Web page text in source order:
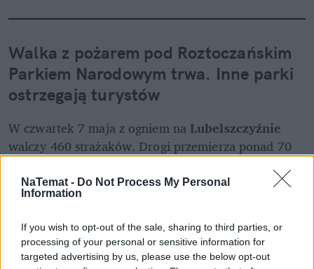
NaTemat - Do Not Process My Personal
Information
If you wish to opt-out of the sale, sharing to third parties, or
processing of your personal or sensitive information for
targeted advertising by us, please use the below opt-out
Walka z pożarem pod Roztoczańskim
Parkiem Narodowym trwa. Inne parki
ostrzegają turystów
W czwartek 7 maja z ogniem na Lubelszczyźnie
walczy 460 strażaków. Drogi przemierza ponad 70
pokładów śmigłowców i samolotów gaśniczych
. W
udrożnianiu dróg pomaga wojsko. Walka nie jest
łatwa, ale zapowiadane opady deszczu mogą okazać
się dużą pomocą w gaszeniu ognia.
REKLAMA